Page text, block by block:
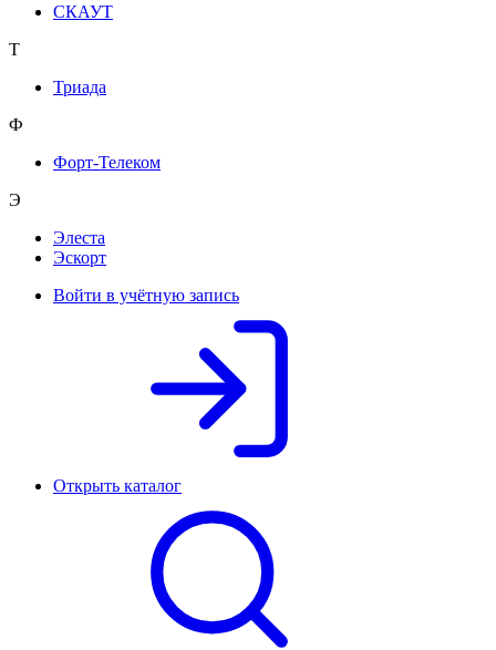
СКАУТ
Т
Триада
Ф
Форт-Телеком
Э
Элеста
Эскорт
Войти в учётную запись
Открыть каталог